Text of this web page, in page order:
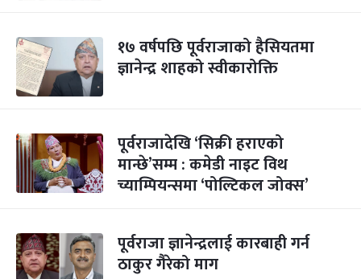
१७ वर्षपछि पूर्वराजाको हैसियतमा
ज्ञानेन्द्र शाहको स्वीकारोक्ति
पूर्वराजादेखि ‘सिक्री हराएको
मान्छे’सम्म : कमेडी नाइट विथ
च्याम्पियन्समा ‘पोल्टिकल जोक्स’
पूर्वराजा ज्ञानेन्द्रलाई कारबाही गर्न
ठाकुर गैरेको माग